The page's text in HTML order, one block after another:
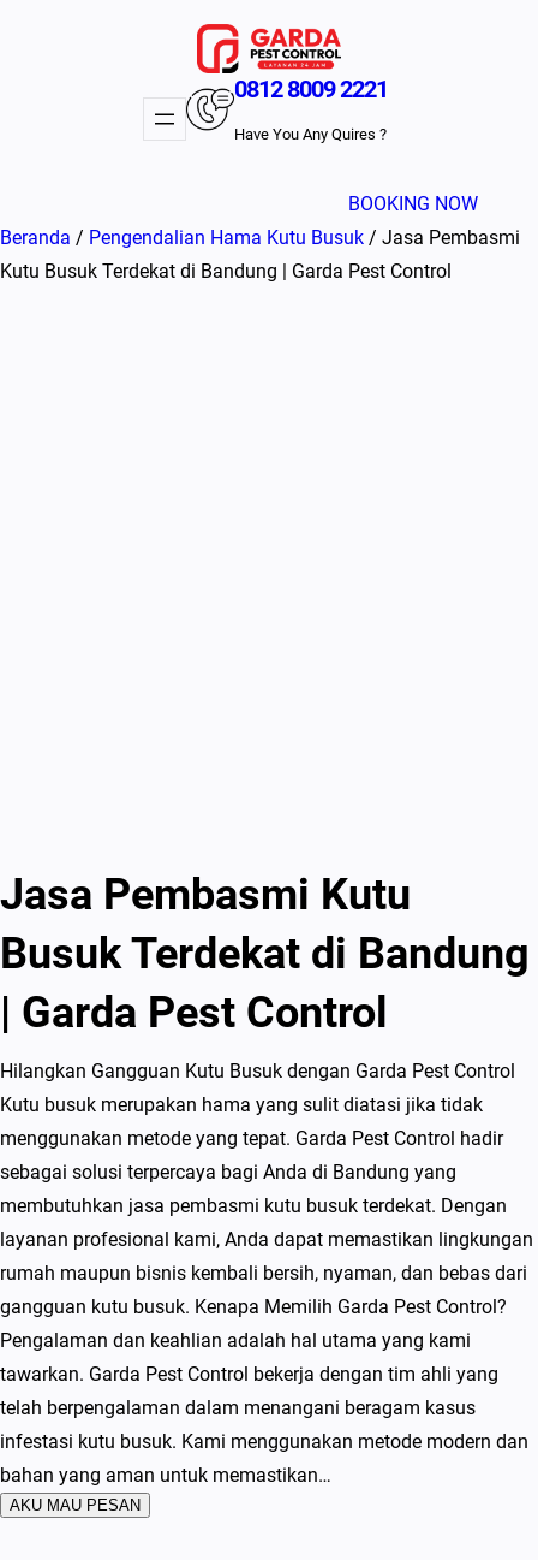
0812 8009 2221
Have You Any Quires ?
BOOKING NOW
Beranda / Pengendalian Hama Kutu Busuk / Jasa Pembasmi
Kutu Busuk Terdekat di Bandung | Garda Pest Control
Jasa Pembasmi Kutu
Busuk Terdekat di Bandung
| Garda Pest Control
Hilangkan Gangguan Kutu Busuk dengan Garda Pest Control
Kutu busuk merupakan hama yang sulit diatasi jika tidak
menggunakan metode yang tepat. Garda Pest Control hadir
sebagai solusi terpercaya bagi Anda di Bandung yang
membutuhkan jasa pembasmi kutu busuk terdekat. Dengan
layanan profesional kami, Anda dapat memastikan lingkungan
rumah maupun bisnis kembali bersih, nyaman, dan bebas dari
gangguan kutu busuk. Kenapa Memilih Garda Pest Control?
Pengalaman dan keahlian adalah hal utama yang kami
tawarkan. Garda Pest Control bekerja dengan tim ahli yang
telah berpengalaman dalam menangani beragam kasus
infestasi kutu busuk. Kami menggunakan metode modern dan
bahan yang aman untuk memastikan…
AKU MAU PESAN